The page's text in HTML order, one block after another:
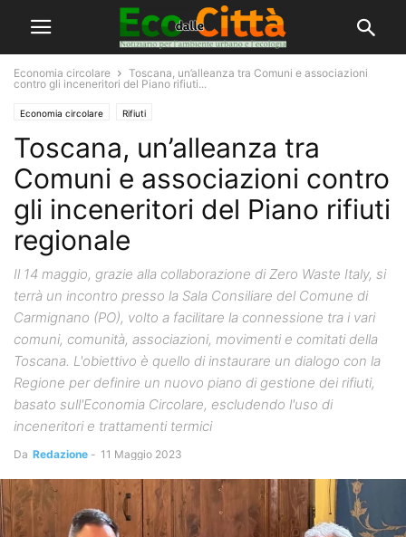
Economia circolare
Toscana, un’alleanza tra Comuni e associazioni
contro gli inceneritori del Piano rifiuti...
Economia circolare Rifiuti
Toscana, un’alleanza tra
Comuni e associazioni contro
gli inceneritori del Piano rifiuti
regionale
Il 14 maggio, grazie alla collaborazione di Zero Waste Italy, si
terrà un incontro presso la Sala Consiliare del Comune di
Carmignano (PO), volto a facilitare la connessione tra i vari
comuni, comunità, associazioni, movimenti e comitati della
Toscana. L'obiettivo è quello di instaurare un dialogo con la
Regione per definire un nuovo piano di gestione dei rifiuti,
basato sull'Economia Circolare, escludendo l'uso di
inceneritori e trattamenti termici
Da Redazione - 11 Maggio 2023